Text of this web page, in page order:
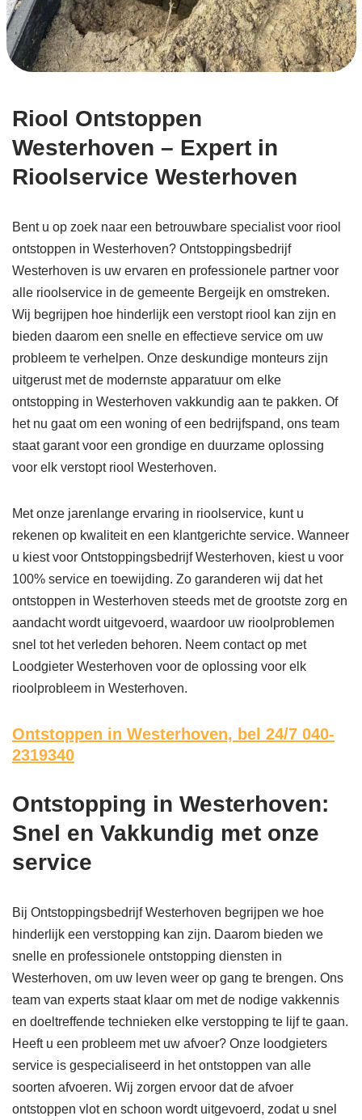
Riool Ontstoppen
Westerhoven – Expert in
Rioolservice Westerhoven
Bent u op zoek naar een betrouwbare specialist voor riool
ontstoppen in Westerhoven? Ontstoppingsbedrijf
Westerhoven is uw ervaren en professionele partner voor
alle rioolservice in de gemeente Bergeijk en omstreken.
Wij begrijpen hoe hinderlijk een verstopt riool kan zijn en
bieden daarom een snelle en effectieve service om uw
probleem te verhelpen. Onze deskundige monteurs zijn
uitgerust met de modernste apparatuur om elke
ontstopping in Westerhoven vakkundig aan te pakken. Of
het nu gaat om een woning of een bedrijfspand, ons team
staat garant voor een grondige en duurzame oplossing
voor elk verstopt riool Westerhoven.
Met onze jarenlange ervaring in rioolservice, kunt u
rekenen op kwaliteit en een klantgerichte service. Wanneer
u kiest voor Ontstoppingsbedrijf Westerhoven, kiest u voor
100% service en toewijding. Zo garanderen wij dat het
ontstoppen in Westerhoven steeds met de grootste zorg en
aandacht wordt uitgevoerd, waardoor uw rioolproblemen
snel tot het verleden behoren. Neem contact op met
Loodgieter Westerhoven voor de oplossing voor elk
rioolprobleem in Westerhoven.
Ontstoppen in Westerhoven, bel 24/7 040-
2319340
Ontstopping in Westerhoven:
Snel en Vakkundig met onze
service
Bij Ontstoppingsbedrijf Westerhoven begrijpen we hoe
hinderlijk een verstopping kan zijn. Daarom bieden we
snelle en professionele ontstopping diensten in
Westerhoven, om uw leven weer op gang te brengen. Ons
team van experts staat klaar om met de nodige vakkennis
en doeltreffende technieken elke verstopping te lijf te gaan.
Heeft u een probleem met uw afvoer? Onze loodgieters
service is gespecialiseerd in het ontstoppen van alle
soorten afvoeren. Wij zorgen ervoor dat de afvoer
ontstoppen vlot en schoon wordt uitgevoerd, zodat u snel